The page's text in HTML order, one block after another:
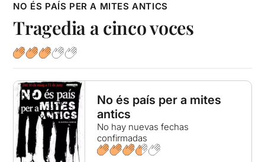
NO ÉS PAÍS PER A MITES ANTICS
Tragedia a cinco voces
No és país per a mites
antics
No hay nuevas fechas
confirmadas